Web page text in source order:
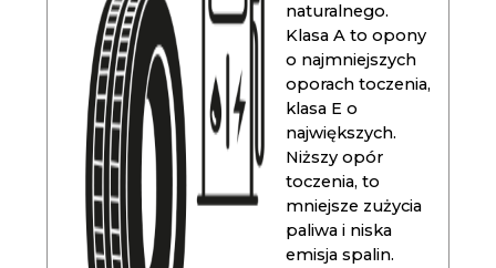
naturalnego.
Klasa A to opony
o najmniejszych
oporach toczenia,
klasa E o
największych.
Niższy opór
toczenia, to
mniejsze zużycia
paliwa i niska
emisja spalin.